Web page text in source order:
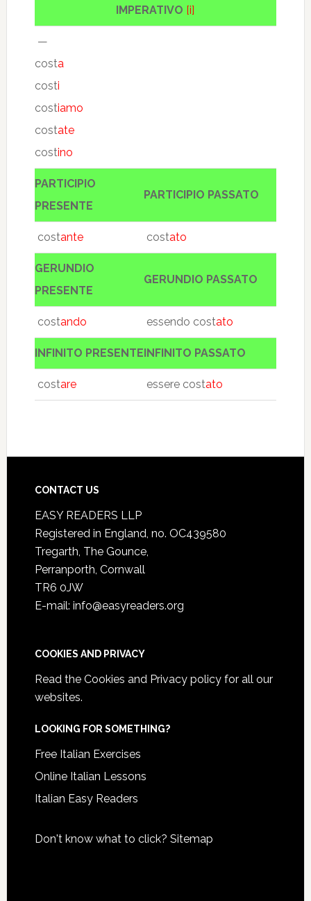
IMPERATIVO [i]
—
costa
costi
costiamo
costate
costino
PARTICIPIO
PRESENTE
PARTICIPIO PASSATO
costante costato
GERUNDIO
PRESENTE
GERUNDIO PASSATO
costando essendo costato
INFINITO PRESENTEINFINITO PASSATO
costare essere costato
CONTACT US
EASY READERS LLP
Registered in England, no. OC439580
Tregarth, The Gounce,
Perranporth, Cornwall
TR6 0JW
E-mail: info@easyreaders.org
COOKIES AND PRIVACY
Read the Cookies and Privacy policyfor all our
websites.
LOOKING FOR SOMETHING?
Free Italian Exercises
Online Italian Lessons
Italian Easy Readers
Don't know what to click? Sitemap